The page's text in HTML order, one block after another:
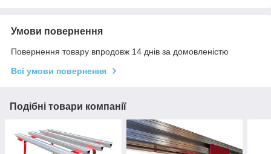
Умови повернення
Повернення товару впродовж 14 днів за домовленістю
Всі умови повернення
Подібні товари компанії